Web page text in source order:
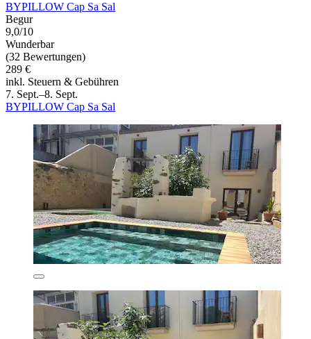
BYPILLOW Cap Sa Sal
Begur
9,0/10
Wunderbar
(32 Bewertungen)
289 €
inkl. Steuern & Gebühren
7. Sept.–8. Sept.
BYPILLOW Cap Sa Sal